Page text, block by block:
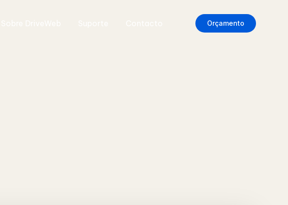
Orçamento